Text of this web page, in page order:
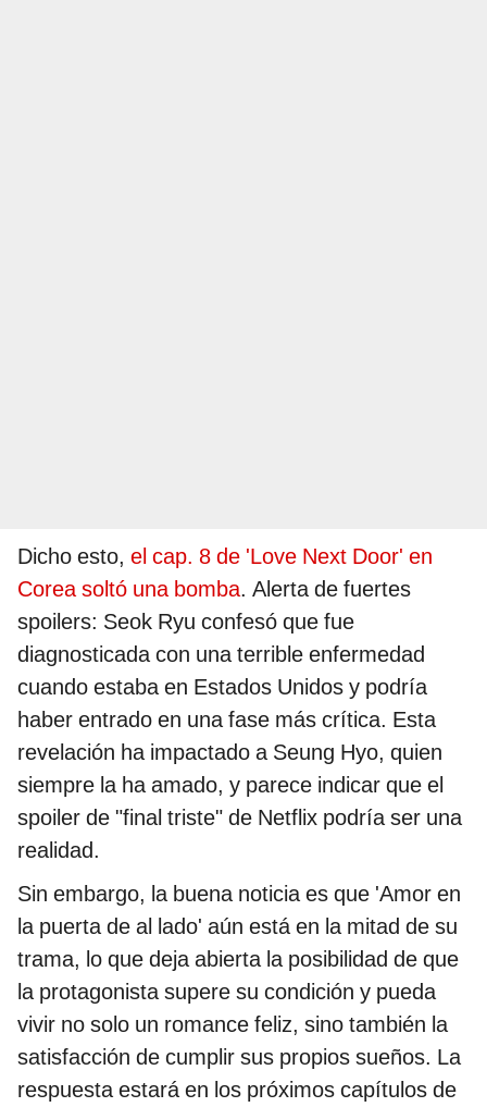
Dicho esto, el cap. 8 de 'Love Next Door' en
Corea soltó una bomba. Alerta de fuertes
spoilers: Seok Ryu confesó que fue
diagnosticada con una terrible enfermedad
cuando estaba en Estados Unidos y podría
haber entrado en una fase más crítica. Esta
revelación ha impactado a Seung Hyo, quien
siempre la ha amado, y parece indicar que el
spoiler de "final triste" de Netflix podría ser una
realidad.
Sin embargo, la buena noticia es que 'Amor en
la puerta de al lado' aún está en la mitad de su
trama, lo que deja abierta la posibilidad de que
la protagonista supere su condición y pueda
vivir no solo un romance feliz, sino también la
satisfacción de cumplir sus propios sueños. La
respuesta estará en los próximos capítulos de